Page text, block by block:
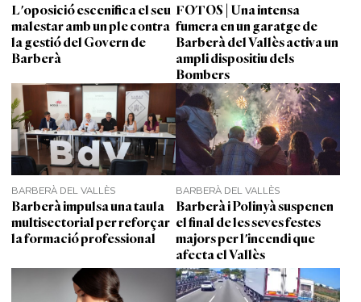
L'oposició escenifica el seu
malestar amb un ple contra
la gestió del Govern de
Barberà
FOTOS | Una intensa
fumera en un garatge de
Barberà del Vallès activa un
ampli dispositiu dels
Bombers
BARBERÀ DEL VALLÈS
Barberà impulsa una taula
multisectorial per reforçar
la formació professional
BARBERÀ DEL VALLÈS
Barberà i Polinyà suspenen
el final de les seves festes
majors per l'incendi que
afecta el Vallès